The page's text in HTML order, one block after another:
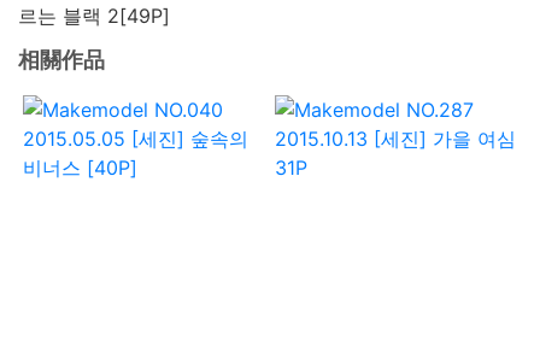
르는 블랙 2[49P]
相關作品